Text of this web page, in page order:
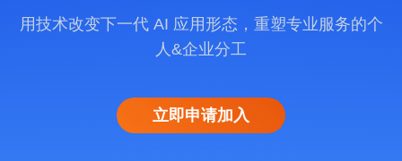
用技术改变下一代 AI 应用形态，重塑专业服务的个
人&企业分工
立即申请加入